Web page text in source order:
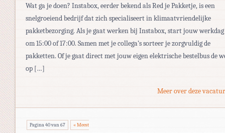
Wat ga je doen? Instabox, eerder bekend als Red je Pakketje, is een
snelgroeiend bedrijf dat zich specialiseert in klimaatvriendelijke
pakketbezorging. Als je gaat werken bij Instabox, start jouw werkdag
om 15:00 of 17:00. Samen met je collega’s sorteer je zorgvuldig de
pakketten. Of je gaat direct met jouw eigen elektrische bestelbus de
op […]
Meer over deze
Pagina 40 van 67 « Meest